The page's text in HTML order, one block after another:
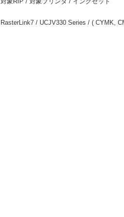
RasterLink7 / UCJV330 Series / ( CYMK,